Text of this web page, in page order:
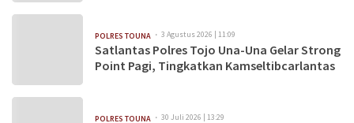
POLRES TOUNA 3 Agustus 2026 | 11:09
Satlantas Polres Tojo Una-Una Gelar Strong
Point Pagi, Tingkatkan Kamseltibcarlantas
POLRES TOUNA 30 Juli 2026 | 13:29